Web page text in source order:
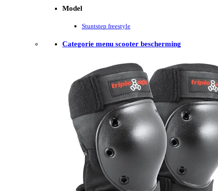
Model
Stuntstep freestyle
Categorie menu scooter bescherming